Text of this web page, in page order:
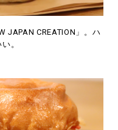
JAPAN CREATION」。ハ
。